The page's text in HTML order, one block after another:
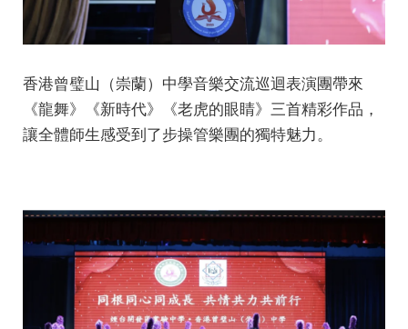
香港曾璧山（崇蘭）中學音樂交流巡迴表演團帶來
《龍舞》《新時代》《老虎的眼睛》三首精彩作品，
讓全體師生感受到了步操管樂團的獨特魅力。